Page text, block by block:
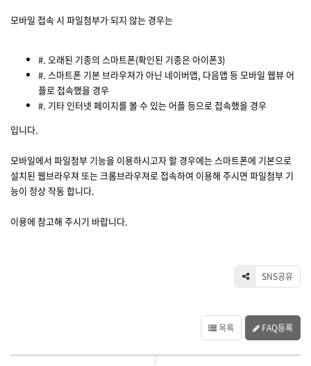
모바일 접속 시 파일첨부가 되지 않는 경우는
#. 오래된 기종의 스마트폰(확인된 기종은 아이폰3)
#. 스마트폰 기본 브라우져가 아닌 네이버앱, 다음앱 등 모바일 웹뷰 어
플로 접속했을 경우
#. 기타 인터넷 페이지를 볼 수 있는 어플 등으로 접속했을 경우
입니다.
모바일에서 파일첨부 기능을 이용하시고자 할 경우에는 스마트폰에 기본으로
설치된 웹브라우져 또는 크롬브라우져로 접속하여 이용해 주시면 파일첨부 기
능이 정상 작동 합니다.
이용에 참고해 주시기 바랍니다.
SNS공유
목록 FAQ등록